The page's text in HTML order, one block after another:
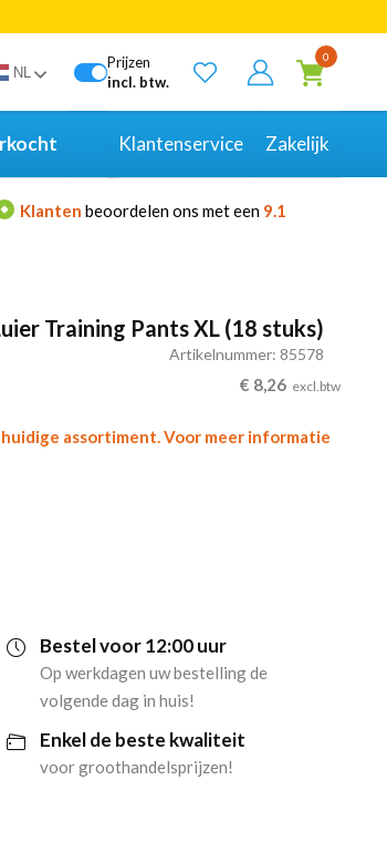
NL
Prijzen
incl. btw.
0
Klantenservice Zakelijk
Klanten beoordelen ons met een 9.1
Training Pants XL (18 stuks)
Artikelnummer: 85578
€ 8,26 excl.btw
assortiment. Voor meer informatie
Bestel voor 12:00 uur
Op werkdagen uw bestelling de
volgende dag in huis!
Enkel de beste kwaliteit
voor groothandelsprijzen!